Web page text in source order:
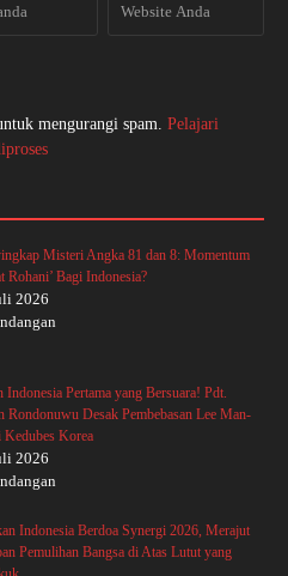
mengurangi spam. Pelajari
Misteri Angka 81 dan 8: Momentum
Rohani’ Bagi Indonesia?
2026
Indonesia Pertama yang Bersuara! Pdt.
Rondonuwu Desak Pembebasan Lee Man-
Kedubes Korea
2026
Indonesia Berdoa Synergi 2026, Merajut
Pemulihan Bangsa di Atas Lutut yang